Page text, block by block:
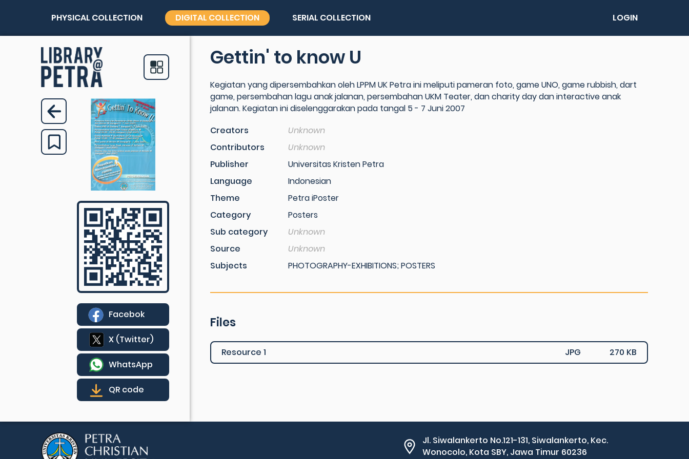
PHYSICAL COLLECTION DIGITAL COLLECTION SERIAL COLLECTION LOGIN
Facebok
X (Twitter)
WhatsApp
QR code
Gettin' to know U
Kegiatan yang dipersembahkan oleh LPPM UK Petra ini meliputi pameran foto, game UNO, game rubbish, dart
game, persembahan lagu anak jalanan, persembahan UKM Teater, dan charity day dan interactive anak
jalanan. Kegiatan ini diselenggarakan pada tangal 5 - 7 Juni 2007
Creators
Unknown
Contributors
Unknown
Publisher
Universitas Kristen Petra
Language
Indonesian
Theme
Petra iPoster
Category
Posters
Sub category
Unknown
Source
Unknown
Subjects
PHOTOGRAPHY-EXHIBITIONS; POSTERS
Files
Resource 1 JPG 270 KB
Jl. Siwalankerto No.121-131, Siwalankerto, Kec.
Wonocolo, Kota SBY, Jawa Timur 60236